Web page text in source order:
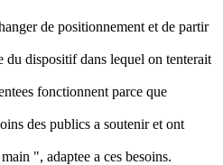
de positionnement et de partir
du dispositif dans lequel on tenterait
fonctionnent parce que
des publics a soutenir et ont
", adaptee a ces besoins.